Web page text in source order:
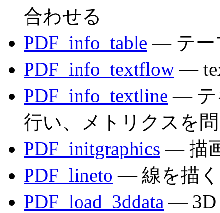
合わせる
PDF_info_table — テー
PDF_info_textflow —
PDF_info_textline — テ
行い、メトリクスを
PDF_initgraphics — 描
PDF_lineto — 線を描く
PDF_load_3ddata — 3D